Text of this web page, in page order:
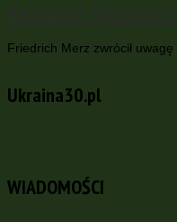
Friedrich Merz zwrócił
Ukraina30.pl
WIADOMOŚCI